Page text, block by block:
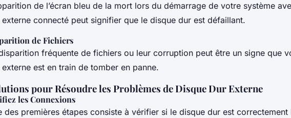
de l’écran bleu de la mort lors du démarrage de votre système
connecté peut signifier que le disque dur est défaillant.
de Fichiers
fréquente de fichiers ou leur corruption peut être un signe que
est en train de tomber en panne.
pour Résoudre les Problèmes de Disque Dur Externe
les Connexions
des premières étapes consiste à vérifier si le disque dur est correctement